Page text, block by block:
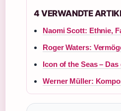
4 VERWANDTE
Naomi Scott: Ethnie,
Roger Waters:
Icon of the Seas –
Werner Müller: